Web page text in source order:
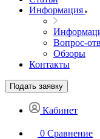
Информация
Вопрос-
Обзоры
Контакты
Подать заявку
Кабинет
0 Сравнение